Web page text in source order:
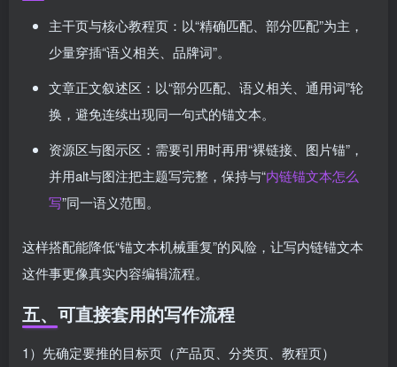
主干页与核心教程页：以“精确匹配、部分匹配”为主，
少量穿插“语义相关、品牌词”。
文章正文叙述区：以“部分匹配、语义相关、通用词”轮
换，避免连续出现同一句式的锚文本。
资源区与图示区：需要引用时再用“裸链接、图片锚”，
并用alt与图注把主题写完整，保持与“内链锚文本怎么
写”同一语义范围。
这样搭配能降低“锚文本机械重复”的风险，让写内链锚文本
这件事更像真实内容编辑流程。
五、可直接套用的写作流程
1）先确定要推的目标页（产品页、分类页、教程页）